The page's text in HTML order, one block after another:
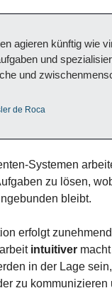
agieren künftig wie
und
und
de Roca
Systemen
zu lösen,
bleibt.
erfolgt
intuitiver macht
in der Lage
zu